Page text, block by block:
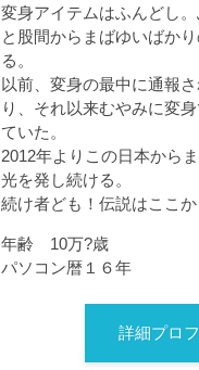
変身アイテムはふんどし
と股間からまばゆいばか
る。
以前、変身の最中に通報
り、それ以来むやみに変
ていた。
2012年よりこの日本から
光を発し続ける。
続け者ども！伝説はここか
年齢 10万?歳
パソコン暦１６年
詳細プロ